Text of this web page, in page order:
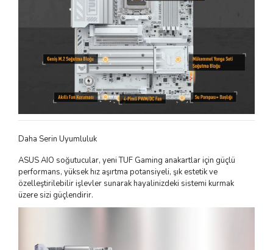
Daha Serin Uyumluluk
ASUS AIO soğutucular, yeni TUF Gaming anakartlar için güçlü
performans, yüksek hız aşırtma potansiyeli, şık estetik ve
özelleştirilebilir işlevler sunarak hayalinizdeki sistemi kurmak
üzere sizi güçlendirir.